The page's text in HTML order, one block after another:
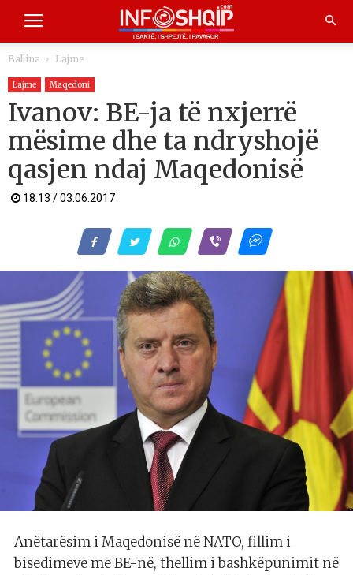
Ballina Lajme
Lajme Maqedoni
Ivanov: BE-ja të nxjerrë
mësime dhe ta ndryshojë
qasjen ndaj Maqedonisë
18:13 / 03.06.2017
Anëtarësim i Maqedonisë në NATO, fillim i
bisedimeve me BE-në, thellim i bashkëpunimit në